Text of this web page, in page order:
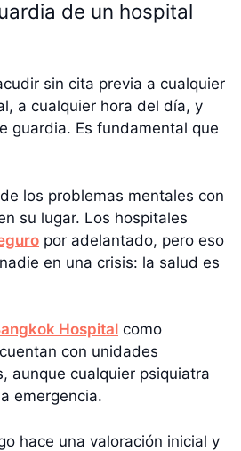
de un hospital
sin cita previa a cualquier
a cualquier hora del día, y
guardia. Es fundamental que
los problemas mentales con
su lugar. Los hospitales
por adelantado, pero eso
en una crisis: la salud es
Hospital como
cuentan con unidades
aunque cualquier psiquiatra
emergencia.
hace una valoración inicial y